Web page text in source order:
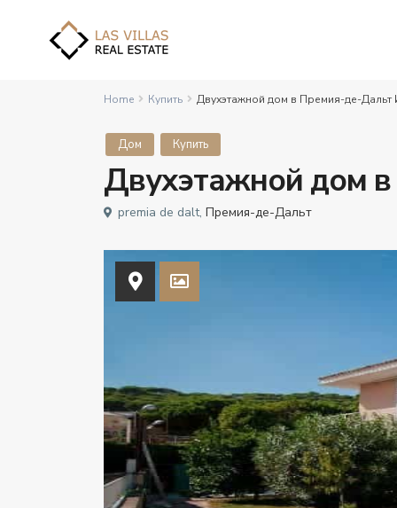
Home Купить Двухэтажной дом в Премия-де-Дальт
Дом Купить
Двухэтажной дом
premia de dalt, Премия-де-Дальт